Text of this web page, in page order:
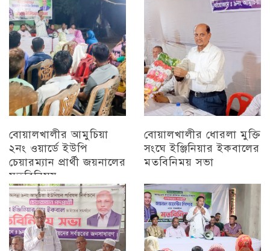
বোয়ালখালীর আমুচিয়া
২নং ওয়ার্ডে ইউপি
চেয়ারম্যান প্রার্থী জয়নালের
মতবিনিময়
চট্টগ্রাম
বোয়ালখালীর ধোরলা মুক্তি
সংঘে ইঞ্জিনিয়ার ইকবালের
মতবিনিময় সভা
চট্টগ্রাম